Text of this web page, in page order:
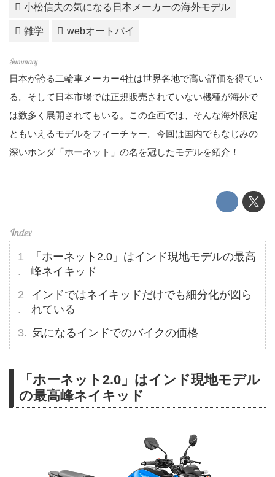
小松信夫の気になる日本メーカーの海外モデル
雑学 webオートバイ
日本が誇る二輪車メーカー4社は世界各地で高い評価を得てい
る。そして日本市場では正規販売されていない機種が海外で
は数多く展開されてもいる。この企画では、そんな海外限定
ともいえるモデルをフィーチャー。今回は国内でもなじみの
深いホンダ「ホーネット」の名を冠したモデルを紹介！
「ホーネット2.0」はインド現地モデルの最高
峰ネイキッド
インドではネイキッドだけでも細分化が図ら
れている
気になるインドでのバイクの価格
「ホーネット2.0」はインド現地モデル
の最高峰ネイキッド